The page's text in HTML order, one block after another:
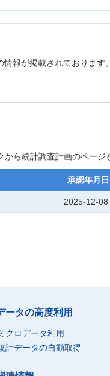
報が掲載されております
ら統計調査計画のページ
承認年月日
2025-12-08
ータの高度利用
クロデータ利用
計データの自動取得